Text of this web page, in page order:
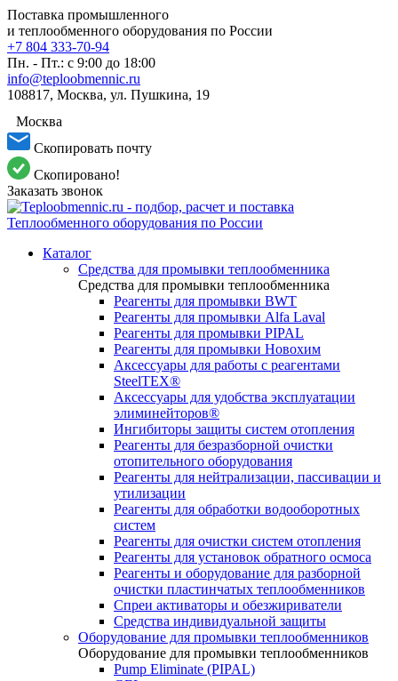
Поставка промышленного
и теплообменного оборудования по России
+7 804 333-70-94
Пн. - Пт.: с 9:00 до 18:00
info@teploobmennic.ru
108817, Москва, ул. Пушкина, 19
Москва
Скопировать почту
Скопировано!
Заказать звонок
Каталог
Средства для промывки теплообменника
Средства для промывки теплообменника
Реагенты для промывки BWT
Реагенты для промывки Alfa Laval
Реагенты для промывки PIPAL
Реагенты для промывки Новохим
Аксессуары для работы с реагентами
SteelTEX®
Аксессуары для удобства эксплуатации
элиминейторов®
Ингибиторы защиты систем отопления
Реагенты для безразборной очистки
отопительного оборудования
Реагенты для нейтрализации, пассивации и
утилизации
Реагенты для обработки водооборотных
систем
Реагенты для очистки систем отопления
Реагенты для установок обратного осмоса
Реагенты и оборудование для разборной
очистки пластинчатых теплообменников
Спреи активаторы и обезжириватели
Средства индивидуальной защиты
Оборудование для промывки теплообменников
Оборудование для промывки теплообменников
Pump Eliminate (PIPAL)